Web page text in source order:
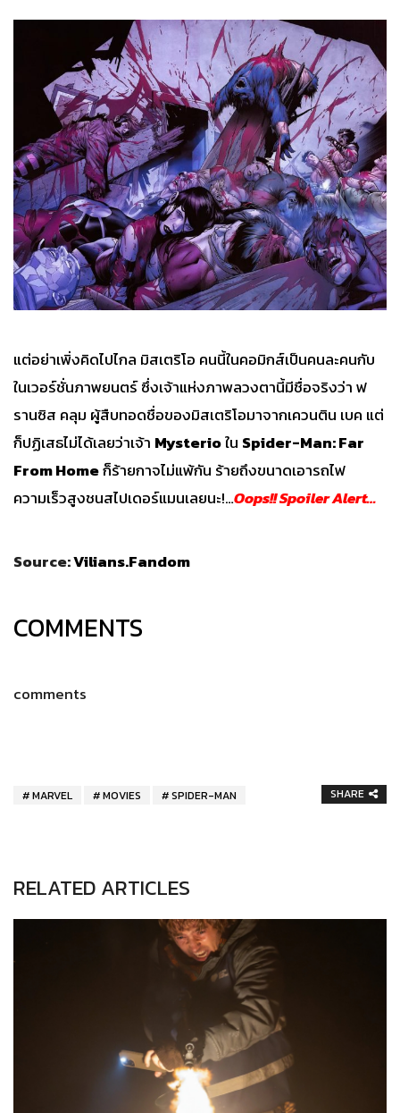
แต่อย่าเพิ่งคิดไปไกล มิสเตริโอ คนนี้ในคอมิกส์เป็นคนละคนกับ
ในเวอร์ชั่นภาพยนตร์ ซึ่งเจ้าแห่งภาพลวงตานี้มีชื่อจริงว่า ฟ
รานซิส คลุม ผู้สืบทอดชื่อของมิสเตริโอมาจากเควนติน เบค แต่
ก็ปฏิเสธไม่ได้เลยว่าเจ้า Mysterioใน Spider-Man: Far
From Homeก็ร้ายกาจไม่แพ้กัน ร้ายถึงขนาดเอารถไฟ
ความเร็วสูงชนสไปเดอร์แมนเลยนะ!…Oops!! Spoiler Alert…
Source:Vilians.Fandom
COMMENTS
comments
MARVEL MOVIES SPIDER-MAN SHARE
RELATED ARTICLES